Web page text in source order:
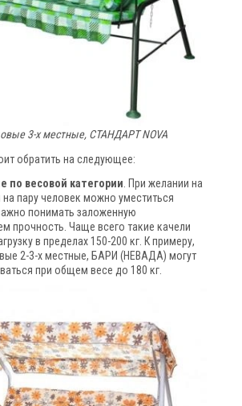
3-х местные, СТАНДАРТ NOVA
обратить на следующее:
по весовой категории. При желании на
на пару человек можно уместиться
понимать заложенную
прочность. Чаще всего такие качели
в пределах 150-200 кг. К примеру,
2-3-х местные, БАРИ (НЕВАДА) могут
при общем весе до 180 кг.